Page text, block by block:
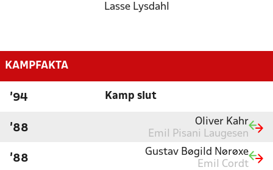
Lasse Lysdahl
KAMPFAKTA
'94 Kamp slut
'88
Oliver Kahr
Emil Pisani Laugesen
'88
Gustav Bøgild Nørøxe
Emil Cordt